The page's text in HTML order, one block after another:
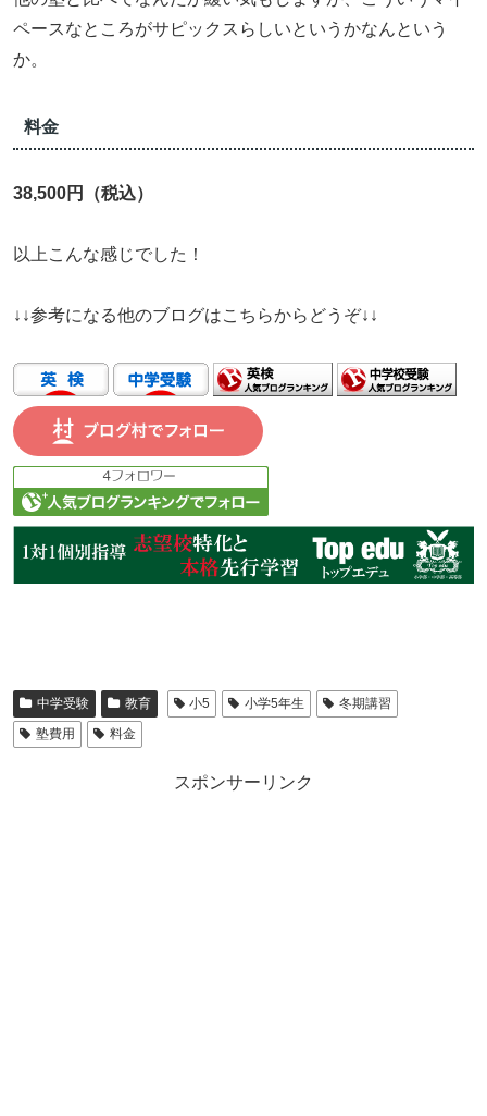
ペースなところがサピックスらしいというかなんという
か。
料金
38,500円（税込）
以上こんな感じでした！
↓↓参考になる他のブログはこちらからどうぞ↓↓
中学受験 教育 小5 小学5年生
冬期講習
塾費用
料金
スポンサーリンク